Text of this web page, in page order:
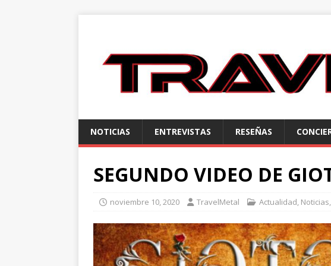
NOTICIAS ENTREVISTAS RESEÑAS
SEGUNDO VIDEO DE
noviembre 10, 2020 TravelMetal Actualidad, Noticias,